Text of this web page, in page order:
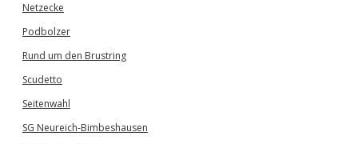
Netzecke
Podbolzer
Rund um den Brustring
Scudetto
Seitenwahl
SG Neureich-Bimbeshausen